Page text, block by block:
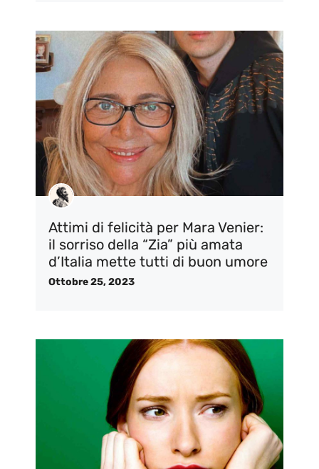
Attimi di felicità per Mara Venier:
il sorriso della “Zia” più amata
d’Italia mette tutti di buon umore
Ottobre 25, 2023